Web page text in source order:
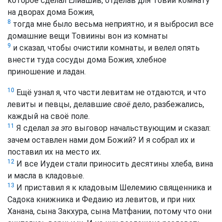
на дворах дома Божия,
8 тогда мне было весьма неприятно, и я выбросил все
домашние вещи Товиины вон из комнаты
9 и сказал, чтобы очистили комнаты, и велел опять
внести туда сосуды дома Божия, хлебное
приношение и ладан.
10 Ещё узнал я, что части левитам не отдаются, и что
левиты и певцы, делавшие своё дело, разбежались,
каждый на своё поле.
11 Я сделал за это выговор начальствующим и сказал:
зачем оставлен нами дом Божий? И я собрал их и
поставил их на место их.
12 И все Иудеи стали приносить десятины хлеба, вина
и масла в кладовые.
13 И приставил я к кладовым Шелемию священника и
Садока книжника и Федаию из левитов, и при них
Ханана, сына Закхура, сына Матфании, потому что они